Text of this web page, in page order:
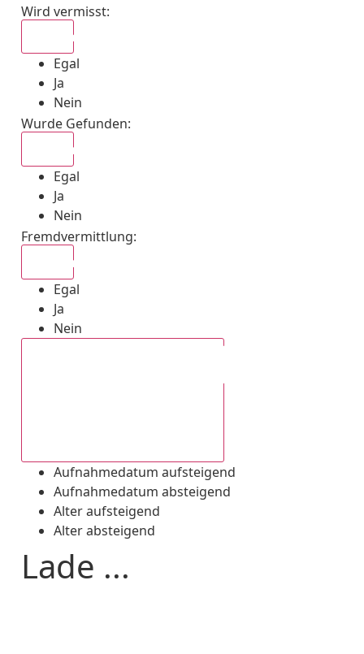
Wird vermisst:
Egal
Ja
Nein
Wurde Gefunden:
Egal
Ja
Nein
Fremdvermittlung:
Egal
Ja
Nein
Aufnahmedatum aufsteigend
Aufnahmedatum absteigend
Alter aufsteigend
Alter absteigend
Lade ...